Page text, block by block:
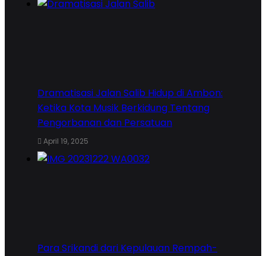
Dramatisasi Jalan Salib Hidup di Ambon:
Ketika Kota Musik Berkidung Tentang
Pengorbanan dan Persatuan
April 19, 2025
Para Srikandi dari Kepulauan Rempah-